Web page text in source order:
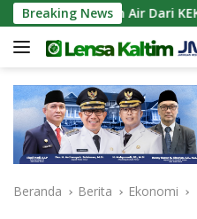
Langsung
ke
konten
Breaking News
Pasokan Air Dari KEK Maloy
Beranda Berita Ekonomi